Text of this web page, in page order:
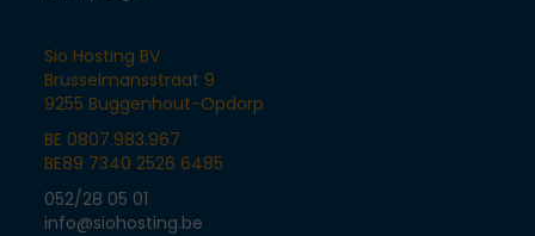
Sio Hosting BV
Brusselmansstraat 9
9255 Buggenhout-Opdorp
BE 0807.983.967
BE89 7340 2526 6485
052/28 05 01
info@siohosting.be